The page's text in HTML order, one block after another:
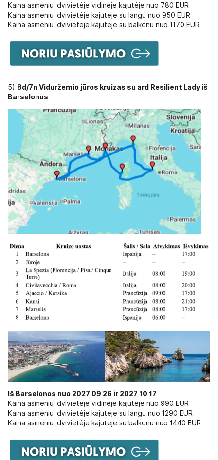
Kaina asmeniui dvivietėje vidinėje kajutėje nuo 780 EUR
Kaina asmeniui dvivietėje kajutėje su langu nuo 950 EUR
Kaina asmeniui dvivietėje kajutėje su balkonu nuo 1170 EUR
5) 8d/7n Viduržemio jūros kruizas su ard Resilient Lady iš
Barselonos
Iš Barselonos nuo 2027 09 26 ir 2027 10 17
Kaina asmeniui dvivietėje vidinėje kajutėje nuo 990 EUR
Kaina asmeniui dvivietėje kajutėje su langu nuo 1290 EUR
Kaina asmeniui dvivietėje kajutėje su balkonu nuo 1440 EUR